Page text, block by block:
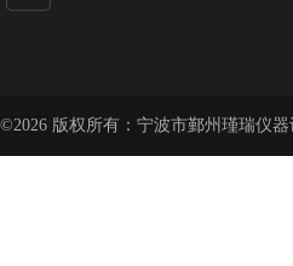
©2026 版权所有：宁波市鄞州瑾瑞仪